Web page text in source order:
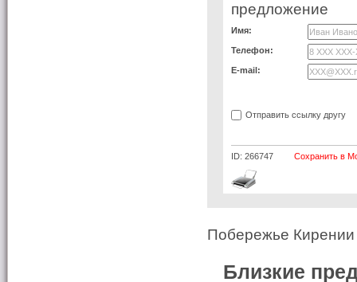
предложение
Имя:
Телефон:
E-mail:
Отправить ссылку другу
ID: 266747 Сохранить в
Побережье
Близкие